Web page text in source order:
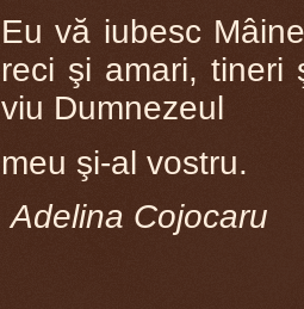
Eu vă iubesc
reci şi amari, tineri
viu Dumnezeul
meu şi-al vostru.
Adelina Cojocaru